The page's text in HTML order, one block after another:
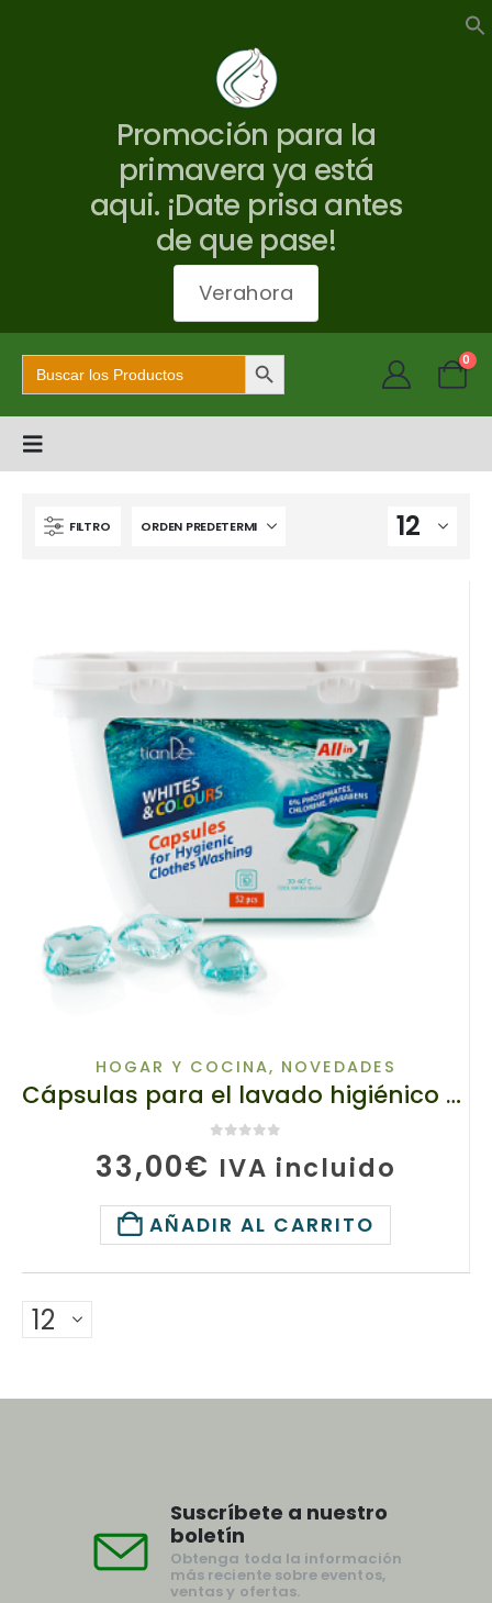
Promoción para la
primavera ya está
aqui. ¡Date prisa antes
de que pase!
Verahora
Buscar: Botón de búsqueda 0
FILTRO
HOGAR Y COCINA, NOVEDADES
Cápsulas para el lavado higiénico de prendas 140110 TianDe, 8 g х 52 uds, concentrado de limpieza antitranspirante
33,00€ IVA incluido
AÑADIR AL CARRITO
Suscríbete a nuestro
boletín
Obtenga toda la información
más reciente sobre eventos,
ventas y ofertas.